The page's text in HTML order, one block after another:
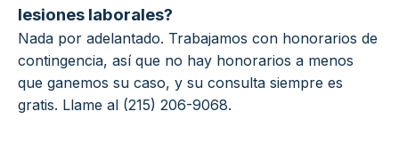
lesiones laborales?
Nada por adelantado. Trabajamos con honorarios de
contingencia, así que no hay honorarios a menos
que ganemos su caso, y su consulta siempre es
gratis. Llame al (215) 206-9068.